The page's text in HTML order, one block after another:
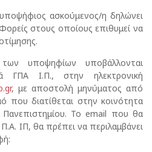
ασκούμενος/η δηλώνει
στους οποίους επιθυμεί να
υποψηφίων υποβάλλονται
ΓΠΑ Ι.Π., στην ηλεκτρονική
, με αποστολή μηνύματος από
που διατίθεται στην κοινότητα
Το email που θα
ΙΠ, θα πρέπει να περιλαμβάνει